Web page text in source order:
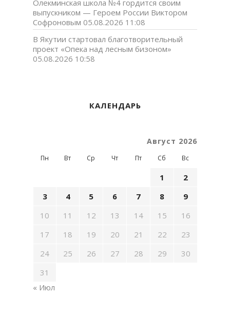
Олекминская школа №4 гордится своим
выпускником — Героем России Виктором
Софроновым 05.08.2026 11:08
В Якутии стартовал благотворительный
проект «Опека над лесным бизоном»
05.08.2026 10:58
КАЛЕНДАРЬ
Август 2026
Пн Вт Ср Чт Пт Сб Вс
1
2
3
4 5 6 7 8
9
10
11 12 13 14 15
16
17
18 19 20 21 22
23
24
25 26 27 28 29
30
31
« Июл